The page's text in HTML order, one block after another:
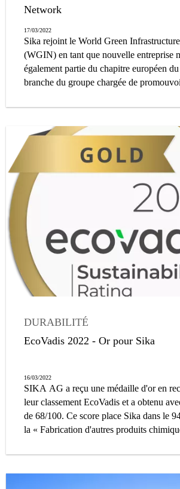
Network
17/03/2022
Sika rejoint le World Green
(WGIN) en tant que nouvelle entreprise
également partie du chapitre européen
branche du groupe chargée de
DURABILITÉ
EcoVadis 2022 - Or pour Sika
16/03/2022
SIKA AG a reçu une médaille d'or en
leur classement EcoVadis et a obtenu
de 68/100. Ce score place Sika dans le
la « Fabrication d'autres produits
des entreprises cotées par EcoVadis dans